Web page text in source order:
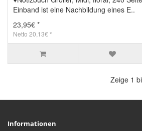
Einband ist eine Nachbildung eines E..
23,95€ *
Netto 20,13€ *
Zeige 1
Informationen